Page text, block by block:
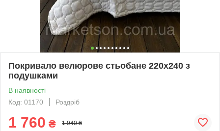
Покривало велюрове стьобане 220х240 з
подушками
В наявності
Код: 01170
Роздріб
1 760 ₴ 1 940 ₴